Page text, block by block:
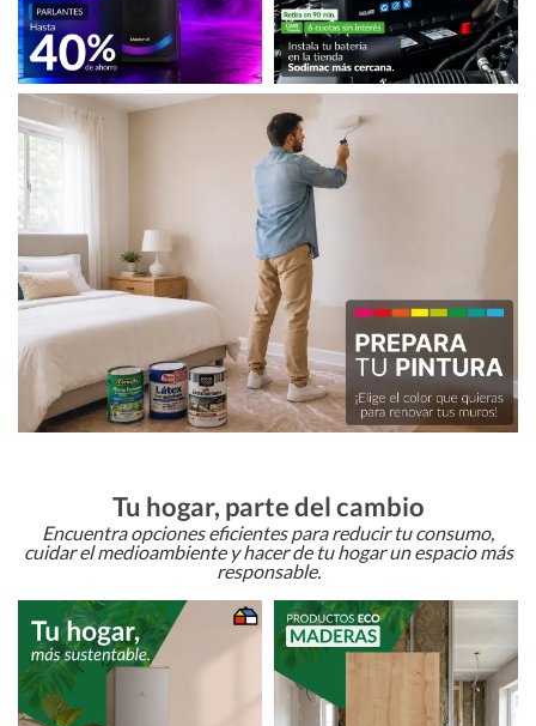
Tu hogar, parte del cambio
Encuentra opciones eficientes para reducir tu consumo,
cuidar el medioambiente y hacer de tu hogar un espacio más
responsable.